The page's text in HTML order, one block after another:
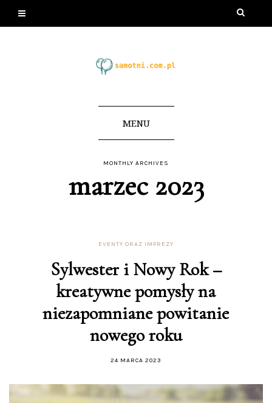
MENU
MONTHLY ARCHIVES
marzec 2023
EVENTY ORAZ IMPREZY
Sylwester i Nowy Rok –
kreatywne pomysły na
niezapomniane powitanie
nowego roku
24 MARCA 2023